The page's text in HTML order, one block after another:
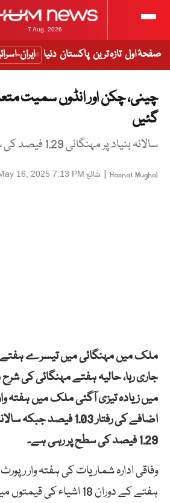
7 Aug, 2026
صفحۂ اول تازہ ترین پاکستان دنیا ایران-
چینی، چکن اور انڈوں سمیت
گئیں
سالانہ بنیاد پر مہنگائی 1.29 فیصد کی سطح پر رہی ہے۔
Hasnat Mughal
| شائع 16, 2025 7:13 PM
ملک میں مہنگائی میں تیسرے ہفتے
جاری رہا، حالیہ ہفتے مہنگائی کی
میں زیادہ تیزی آگئی ملک میں ہفتہ
اضافے کی رفتار 1.03 فیصد
1.29 فیصد کی سطح پر رہی ہے۔
وفاقی ادارہ شماریات کی ہفتہ وار